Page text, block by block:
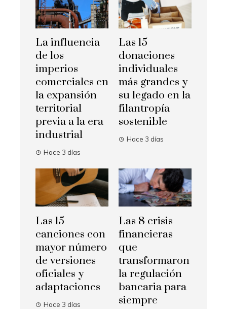
La influencia
de los
imperios
comerciales en
la expansión
territorial
previa a la era
industrial
Hace 3 días
Las 15
donaciones
individuales
más grandes y
su legado en la
filantropía
sostenible
Hace 3 días
Las 15
canciones con
mayor número
de versiones
oficiales y
adaptaciones
Hace 3 días
Las 8 crisis
financieras
que
transformaron
la regulación
bancaria para
siempre